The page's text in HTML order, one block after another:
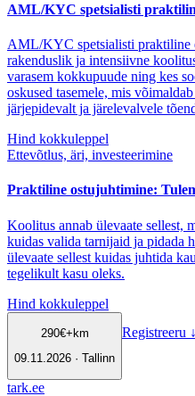
AML/KYC spetsialisti
AML/KYC spetsialisti praktiline
rakenduslik ja intensiivne
varasem kokkupuude ning kes
oskused tasemele, mis
järjepidevalt ja järelevalvele
Hind kokkuleppel
Ettevõtlus, äri, investeerimine
Praktiline ostujuhtimine:
Koolitus annab ülevaate sellest,
kuidas valida tarnijaid ja pidada
ülevaate sellest kuidas juhtida
tegelikult kasu oleks.
Hind kokkuleppel
290€+km
09.11.2026 · Tallinn
Registreeru ↓
tark.ee